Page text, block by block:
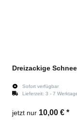
Dreizackige
Sofort verfügbar
Lieferzeit: 3 - 7
jetzt nur 10,00 € *